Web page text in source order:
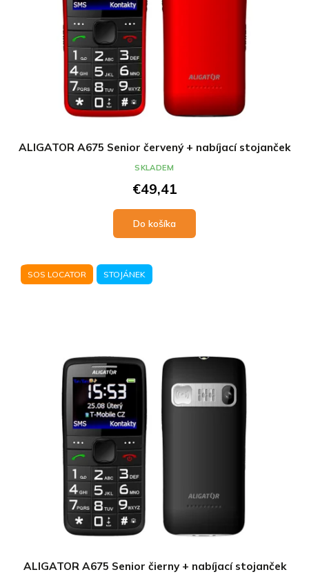
ALIGATOR A675 Senior červený + nabíjací stojanček
€49,41
Do košíka
SKLADEM
SOS LOCATOR STOJÁNEK
ALIGATOR A675 Senior čierny + nabíjací stojanček